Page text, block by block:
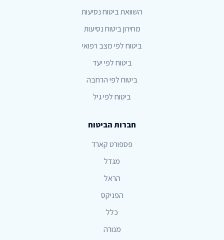
השוואת ביטוח נסיעות
מחירון ביטוח נסיעות
ביטוח לפי מצב רפואי
ביטוח לפי יעד
ביטוח לפי הרחבה
ביטוח לפי גיל
חברות הביטוח
פספורט קארד
מגדל
הראל
הפניקס
כלל
מנורה